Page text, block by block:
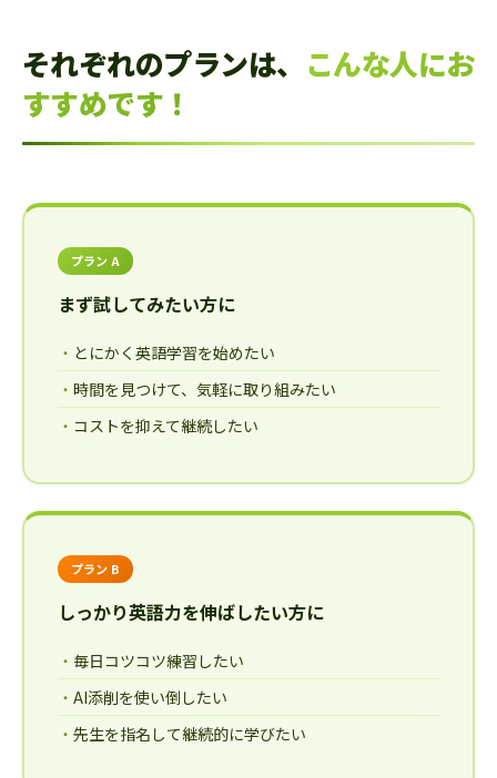
それぞれのプランは、 こんな人にお
すすめです！
プラン A
まず試してみたい方に
とにかく英語学習を始めたい
時間を見つけて、気軽に取り組みたい
コストを抑えて継続したい
プラン B
しっかり英語力を伸ばしたい方に
毎日コツコツ練習したい
AI添削を使い倒したい
先生を指名して継続的に学びたい